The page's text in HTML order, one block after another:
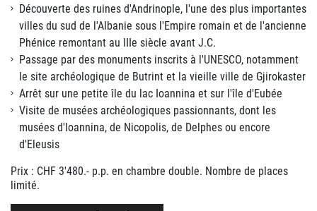
Découverte des ruines d'Andrinople, l'une des plus importantes
villes du sud de l'Albanie sous l'Empire romain et de l'ancienne
Phénice remontant au IIIe siècle avant J.C.
Passage par des monuments inscrits à l'UNESCO, notamment
le site archéologique de Butrint et la vieille ville de Gjirokaster
Arrêt sur une petite île du lac Ioannina et sur l'île d'Eubée
Visite de musées archéologiques passionnants, dont les
musées d'Ioannina, de Nicopolis, de Delphes ou encore
d'Eleusis
Prix : CHF 3'480.- p.p. en chambre double. Nombre de places
limité.